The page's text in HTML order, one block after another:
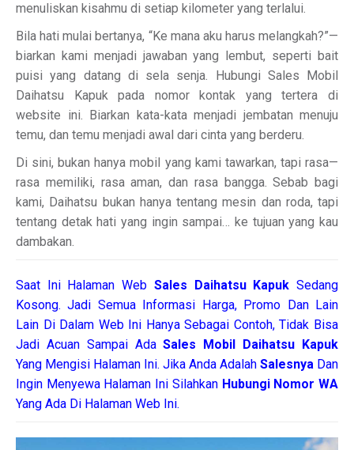
menuliskan kisahmu di setiap kilometer yang terlalui.
Bila hati mulai bertanya, “Ke mana aku harus melangkah?”—
biarkan kami menjadi jawaban yang lembut, seperti bait
puisi yang datang di sela senja. Hubungi Sales Mobil
Daihatsu Kapuk pada nomor kontak yang tertera di
website ini. Biarkan kata-kata menjadi jembatan menuju
temu, dan temu menjadi awal dari cinta yang berderu.
Di sini, bukan hanya mobil yang kami tawarkan, tapi rasa—
rasa memiliki, rasa aman, dan rasa bangga. Sebab bagi
kami, Daihatsu bukan hanya tentang mesin dan roda, tapi
tentang detak hati yang ingin sampai… ke tujuan yang kau
dambakan.
Saat Ini Halaman Web Sales Daihatsu KapukSedang
Kosong. Jadi Semua Informasi Harga, Promo Dan Lain
Lain Di Dalam Web Ini Hanya Sebagai Contoh, Tidak Bisa
Jadi Acuan Sampai AdaSales Mobil Daihatsu Kapuk
Yang Mengisi Halaman Ini. Jika Anda Adalah Salesnya Dan
Ingin Menyewa Halaman Ini Silahkan Hubungi Nomor WA
Yang Ada Di Halaman Web Ini.